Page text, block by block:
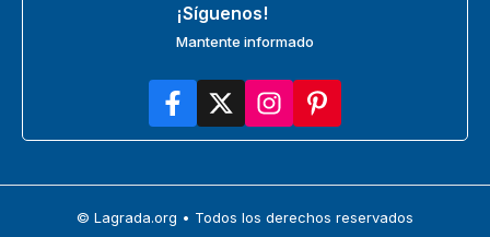
¡Síguenos!
Mantente informado
© Lagrada.org • Todos los derechos reservados